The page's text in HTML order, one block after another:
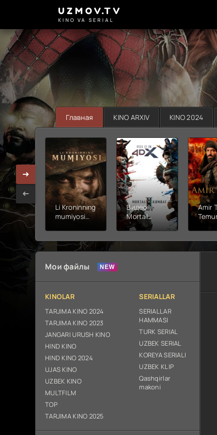
UZMOV.TV
KINO VA SERIAL
Главная KINO ARXIV KINO 2024
Li Kroninning
mumiyosi
tarjima HD
skachat
Видео
Mortal
kombat 2 /
(2026)
Uzbek tilida
Amir
2026
Full
Мои файлы
KINOLAR
TARJIMA KINO 2024
TARJIMA KINO 2023
JANGARI URUSH KINO
HIND KINO
HIND KINO 2024
UJAS KINO
UZBEK KINO
MULTFILM
TOP
TARJIMA KINO 2025
SERIALLAR
SERIALLAR
HAMMASI
TURK SERIAL
UZBEK SERIAL
KOREYA SERIALI
UZBEK KLIP
Qashqirlar
makoni